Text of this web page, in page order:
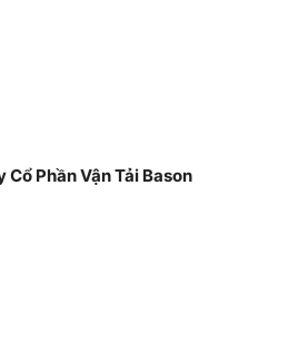
Cổ Phần Vận Tải Bason